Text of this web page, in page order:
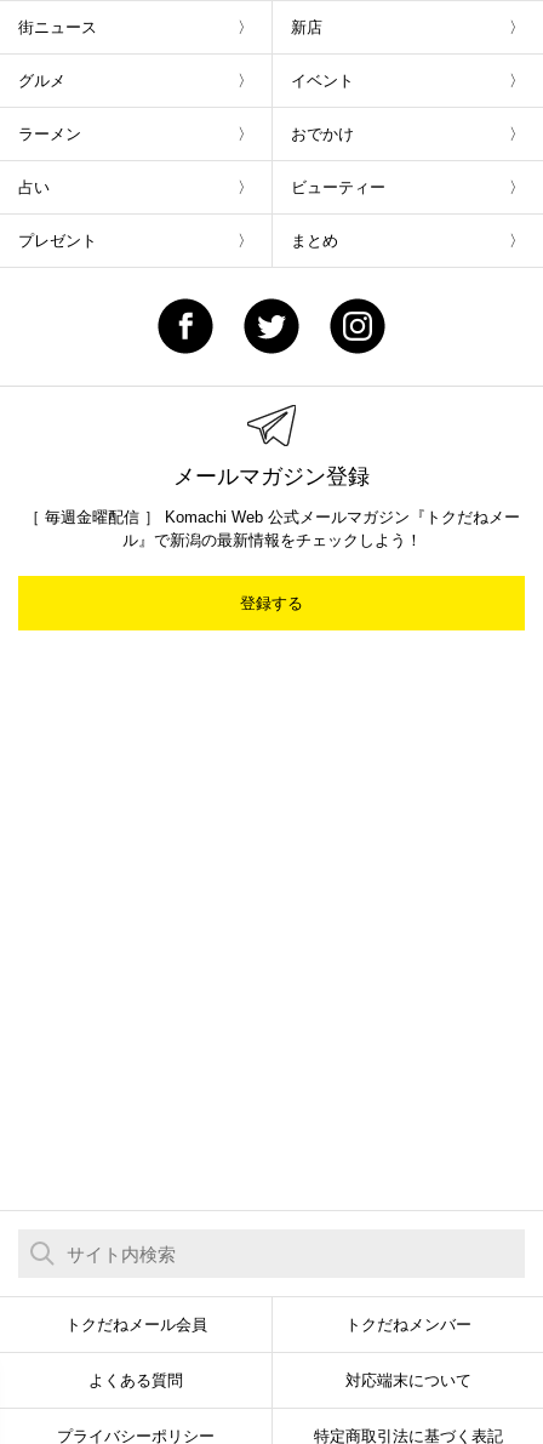
街ニュース 新店
グルメ イベント
ラーメン おでかけ
占い ビューティー
プレゼント まとめ
メールマガジン登録
［ 毎週金曜配信 ］ Komachi Web 公式メールマガジン『トクだねメー
ル』で新潟の最新情報をチェックしよう！
登録する
トクだねメール会員 トクだねメンバー
よくある質問 対応端末について
プライバシーポリシー 特定商取引法に基づく表記